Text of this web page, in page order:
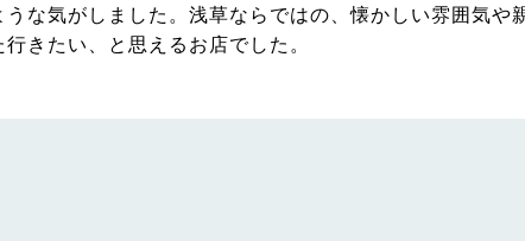
な気がしました。浅草ならではの、懐かしい雰囲気
きたい、と思えるお店でした。